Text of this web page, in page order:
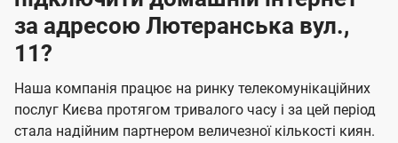
за адресою Лютеранська вул.,
11?
Наша компанія працює на ринку телекомунікаційних
послуг Києва протягом тривалого часу і за цей період
стала надійним партнером величезної кількості киян.